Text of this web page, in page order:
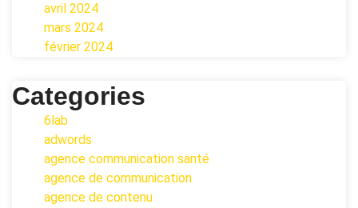
avril 2024
mars 2024
février 2024
Categories
6lab
adwords
agence communication santé
agence de communication
agence de contenu